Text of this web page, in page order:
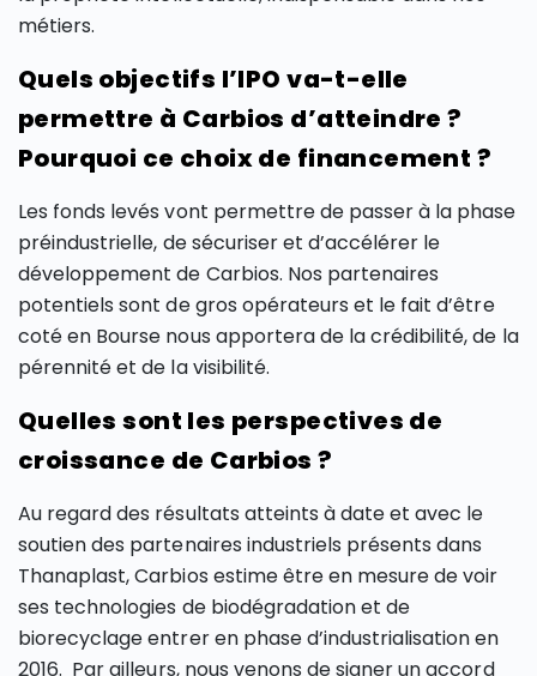
métiers.
Quels objectifs l’IPO va-t-elle
permettre à Carbios d’atteindre ?
Pourquoi ce choix de financement ?
Les fonds levés vont permettre de passer à la phase
préindustrielle, de sécuriser et d’accélérer le
développement de Carbios. Nos partenaires
potentiels sont de gros opérateurs et le fait d’être
coté en Bourse nous apportera de la crédibilité, de la
pérennité et de la visibilité.
Quelles sont les perspectives de
croissance de Carbios ?
Au regard des résultats atteints à date et avec le
soutien des partenaires industriels présents dans
Thanaplast, Carbios estime être en mesure de voir
ses technologies de biodégradation et de
biorecyclage entrer en phase d’industrialisation en
2016. Par ailleurs, nous venons de signer un accord